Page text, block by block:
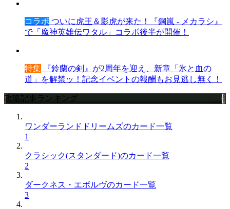
コラボ ついに虎王＆影虎が来た！『鋼嵐 - メカラシ』
で「魔神英雄伝ワタル」コラボ後半が開催！
特集 『鈴蘭の剣』が2周年を迎え、新章「氷と血の
道」を解禁ッ！記念イベントの報酬もお見逃し無く！
攻略記事ランキング
ワンダーランドドリームズのカード一覧
1
クラシック(スタンダード)のカード一覧
2
ダークネス・エボルヴのカード一覧
3